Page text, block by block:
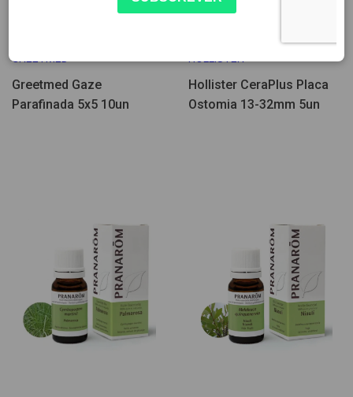
GREETMED
Greetmed Gaze
Parafinada 5x5 10un
Hollister CeraPlus Placa
Ostomia 13-32mm 5un